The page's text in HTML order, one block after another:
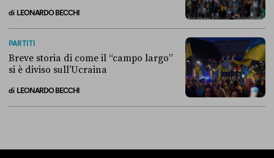
di LEONARDO BECCHI
PARTITI
Breve storia di come il “campo largo”
si è diviso sull’Ucraina
di LEONARDO BECCHI